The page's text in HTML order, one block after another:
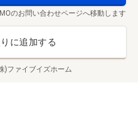
のお問い合わせページへ移動します
に追加する
)ファイブイズホーム